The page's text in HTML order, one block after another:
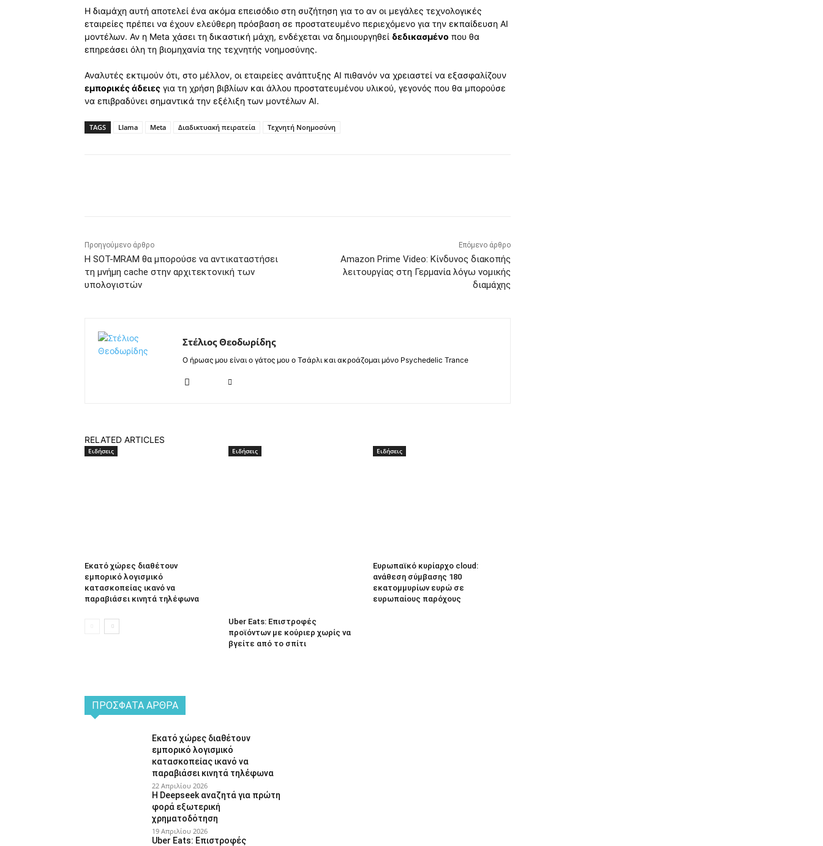
Η διαμάχη αυτή αποτελεί ένα ακόμα επεισόδιο στη συζήτηση για το αν οι μεγάλες τεχνολογικές
εταιρείες πρέπει να έχουν ελεύθερη πρόσβαση σε προστατευμένο περιεχόμενο για την εκπαίδευση AI
μοντέλων. Αν η Meta χάσει τη δικαστική μάχη, ενδέχεται να δημιουργηθεί δεδικασμένο που θα
επηρεάσει όλη τη βιομηχανία της τεχνητής νοημοσύνης.
Αναλυτές εκτιμούν ότι, στο μέλλον, οι εταιρείες ανάπτυξης AI πιθανόν να χρειαστεί να εξασφαλίζουν
εμπορικές άδειες για τη χρήση βιβλίων και άλλου προστατευμένου υλικού, γεγονός που θα μπορούσε
να επιβραδύνει σημαντικά την εξέλιξη των μοντέλων AI.
TAGS Llama Meta Διαδικτυακή πειρατεία Τεχνητή Νοημοσύνη
Προηγούμενο άρθρο
H SOT-MRAM θα ​​μπορούσε να αντικαταστήσει
τη μνήμη cache στην αρχιτεκτονική των
υπολογιστών
Επόμενο άρθρο
Amazon Prime Video: Κίνδυνος διακοπής
λειτουργίας στη Γερμανία λόγω νομικής
διαμάχης
Στέλιος Θεοδωρίδης
Ο ήρωας μου είναι ο γάτος μου ο Τσάρλι και ακροάζομαι μόνο Psychedelic Trance
RELATED ARTICLES
Ειδήσεις
Εκατό χώρες διαθέτουν
εμπορικό λογισμικό
κατασκοπείας ικανό να
παραβιάσει κινητά τηλέφωνα
Ειδήσεις
Uber Eats: Επιστροφές
προϊόντων με κούριερ χωρίς να
βγείτε από το σπίτι
Ειδήσεις
Ευρωπαϊκό κυρίαρχο cloud:
ανάθεση σύμβασης 180
εκατομμυρίων ευρώ σε
ευρωπαίους παρόχους
ΠΡΌΣΦΑΤΑ ΆΡΘΡΑ
Εκατό χώρες διαθέτουν
εμπορικό λογισμικό
κατασκοπείας ικανό να
παραβιάσει κινητά τηλέφωνα
22 Απριλίου 2026
Η Deepseek αναζητά για πρώτη
φορά εξωτερική
χρηματοδότηση
19 Απριλίου 2026
Uber Eats: Επιστροφές